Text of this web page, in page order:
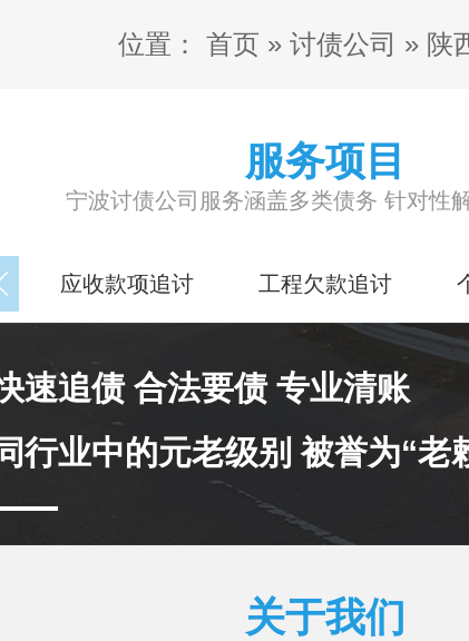
位置： 首页 » 讨债公司 » 陕
服务项目
宁波讨债公司服务涵盖多类债务 针对性
应收款项追讨 工程欠款追讨
速追债 合法要债 专业清账
行业中的元老级别 被誉为“老
关于我们